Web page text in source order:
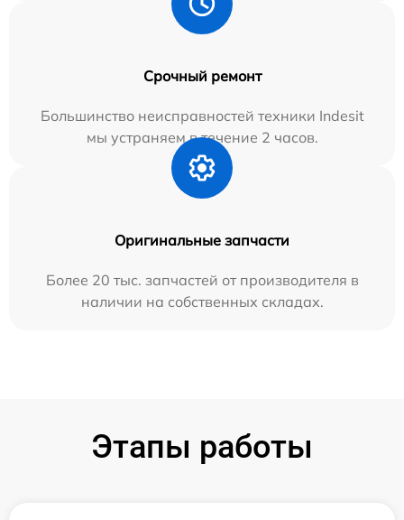
Срочный ремонт
Большинство неисправностей техники Indesit
мы устраняем в течение 2 часов.
Оригинальные запчасти
Более 20 тыс. запчастей от производителя в
наличии на собственных складах.
Этапы работы